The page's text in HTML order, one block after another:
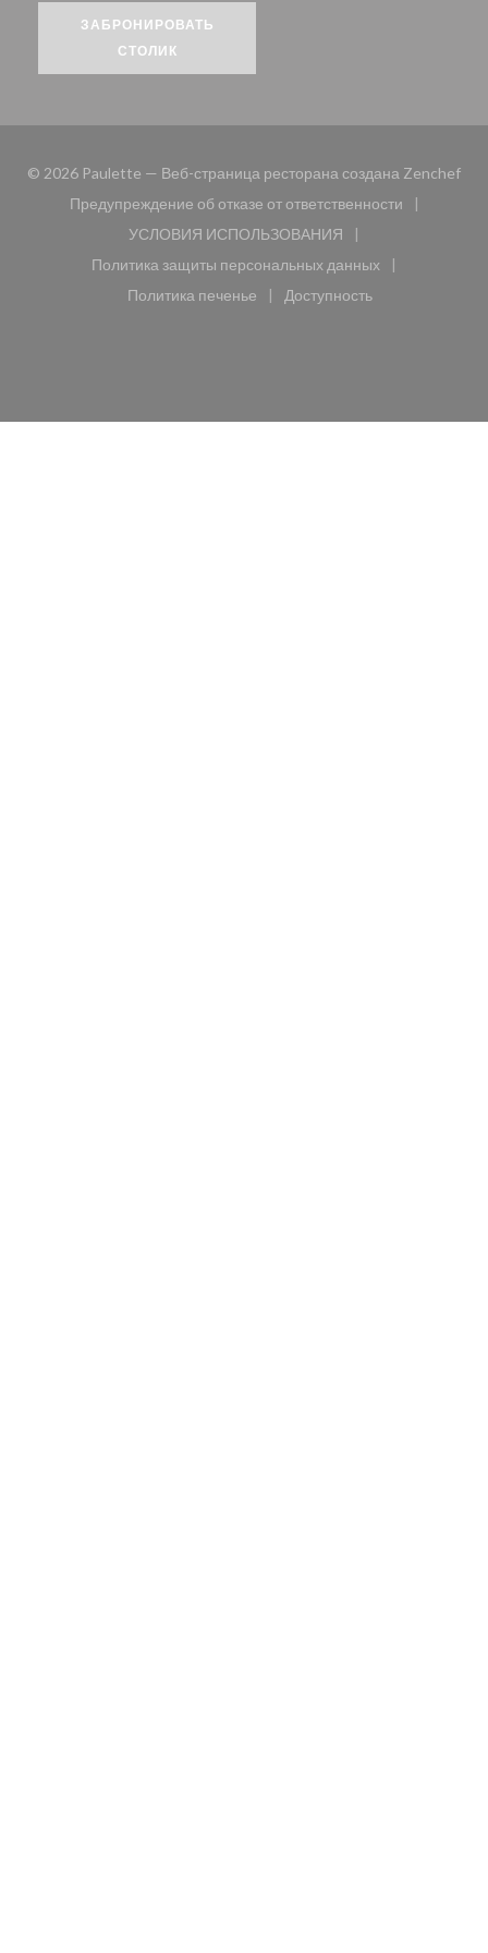
ЗАБРОНИРОВАТЬ
СТОЛИК
© 2026 Paulette — Веб-страница ресторана создана Zenchef
Предупреждение об отказе от ответственности
((открывается в новом окне))
УСЛОВИЯ ИСПОЛЬЗОВАНИЯ
((открывается в новом окне))
Политика защиты персональных данных
((открывается в новом окне))
Политика печенье
((открывается в новом окне))
Доступность